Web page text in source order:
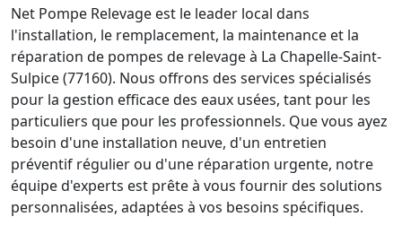
Net Pompe Relevage est le leader local dans
l'installation, le remplacement, la maintenance et la
réparation de pompes de relevage à La Chapelle-Saint-
Sulpice (77160). Nous offrons des services spécialisés
pour la gestion efficace des eaux usées, tant pour les
particuliers que pour les professionnels. Que vous ayez
besoin d'une installation neuve, d'un entretien
préventif régulier ou d'une réparation urgente, notre
équipe d'experts est prête à vous fournir des solutions
personnalisées, adaptées à vos besoins spécifiques.